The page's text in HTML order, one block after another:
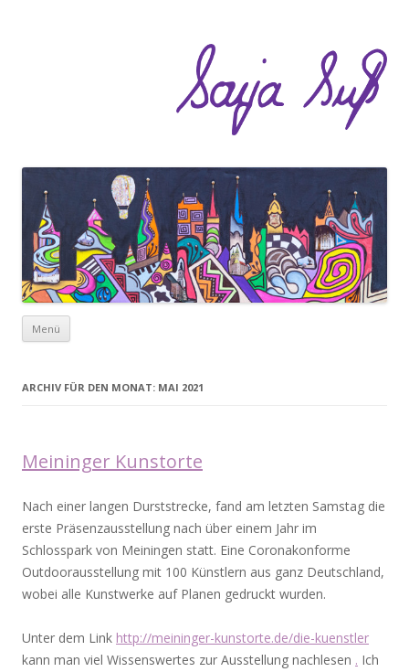
Menü
ARCHIV FÜR DEN MONAT: MAI 2021
Meininger Kunstorte
Nach einer langen Durststrecke, fand am letzten Samstag die
erste Präsenzausstellung nach über einem Jahr im
Schlosspark von Meiningen statt. Eine Coronakonforme
Outdoorausstellung mit 100 Künstlern aus ganz Deutschland,
wobei alle Kunstwerke auf Planen gedruckt wurden.
Unter dem Link http://meininger-kunstorte.de/die-kuenstler
kann man viel Wissenswertes zur Ausstellung nachlesen . Ich